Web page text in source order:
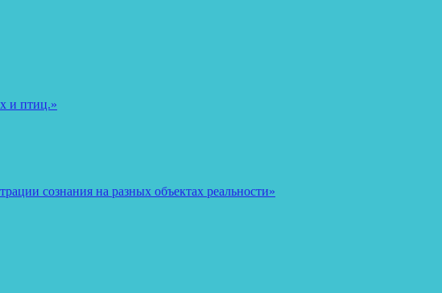
и птиц.»
сознания на разных объектах реальности»